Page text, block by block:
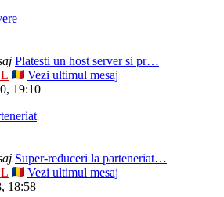
Platesti un host server si pr…
Vezi ultimul mesaj
19:10
Super-reduceri la parteneriat…
Vezi ultimul mesaj
18:58